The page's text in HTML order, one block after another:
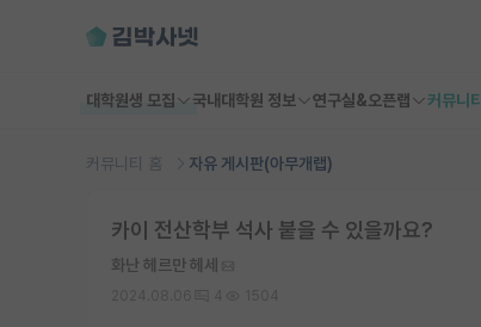
대학원생 모집 국내대학원 정보 연구실&오픈랩 커뮤니티
커뮤니티 홈 자유 게시판(아무개랩)
카이 전산학부 석사 붙을 수 있을까요?
화난 헤르만 헤세